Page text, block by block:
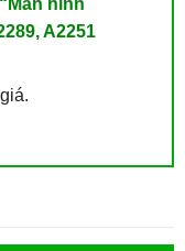
hình
A2251